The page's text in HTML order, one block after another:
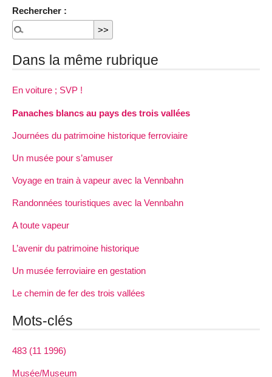
Rechercher :
Dans la même rubrique
En voiture ; SVP !
Panaches blancs au pays des trois vallées
Journées du patrimoine historique ferroviaire
Un musée pour s’amuser
Voyage en train à vapeur avec la Vennbahn
Randonnées touristiques avec la Vennbahn
A toute vapeur
L’avenir du patrimoine historique
Un musée ferroviaire en gestation
Le chemin de fer des trois vallées
Mots-clés
483 (11 1996)
Musée/Museum